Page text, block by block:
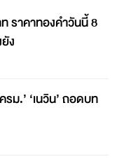
ราคาทองคำวันนี้ 8
ง
ม.’ ‘เนวิน’ ถอดบท